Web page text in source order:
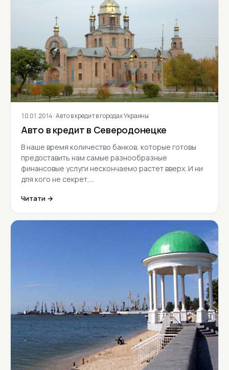
10.01.2014· Авто в кредит в городах Украины
Авто в кредит в Северодонецке
В наше время количество банков, которые готовы
предоставить нам самые разнообразные
финансовые услуги нескончаемо растет вверх. И ни
для кого не секрет,…
Читати →